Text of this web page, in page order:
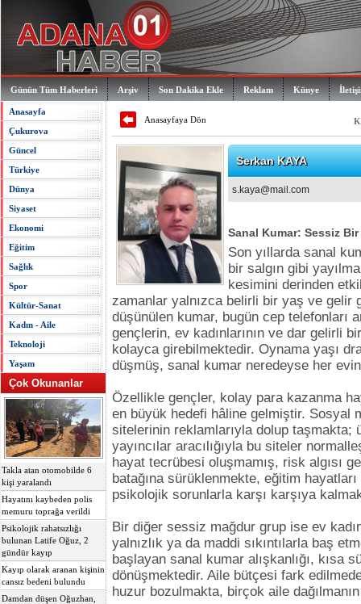
Günün Tüm Haberleri Arşiv Son Dakika Ekle Reklam Künye
Anasayfa
Çukurova
Güncel
Türkiye
Dünya
Siyaset
Ekonomi
Eğitim
Sağlık
Spor
Kültür-Sanat
Kadın - Aile
Teknoloji
Yaşam
Çok Okunanlar
Takla atan otomobilde 6
kişi yaralandı
Hayatını kaybeden polis
memuru toprağa verildi
Psikolojik rahatsızlığı
bulunan Latife Oğuz, 2
gündür kayıp
Kayıp olarak aranan kişinin
cansız bedeni bulundu
Damdan düşen Oğuzhan,
Anasayfaya Dön
Serkan KAYA
s.kaya@mail.com
Sanal Kumar: Sessiz
Son yıllarda sanal
bir salgın gibi
kesimini derinden
zamanlar yalnızca belirli bir yaş ve gelir
düşünülen kumar, bugün cep telefonları
gençlerin, ev kadınlarının ve dar gelirli
kolayca girebilmektedir. Oynama yaşı
düşmüş, sanal kumar neredeyse her
Özellikle gençler, kolay para kazanma
en büyük hedefi hâline gelmiştir. Sosyal
sitelerinin reklamlarıyla dolup taşmakta;
yayıncılar aracılığıyla bu siteler
hayat tecrübesi oluşmamış, risk algısı
batağına sürüklenmekte, eğitim
psikolojik sorunlarla karşı karşıya
Bir diğer sessiz mağdur grup ise ev
yalnızlık ya da maddi sıkıntılarla baş
başlayan sanal kumar alışkanlığı, kısa
dönüşmektedir. Aile bütçesi fark
huzur bozulmakta, birçok aile